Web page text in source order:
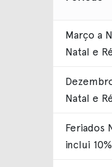
Março a
Natal e
Natal e
Feriados
inclui